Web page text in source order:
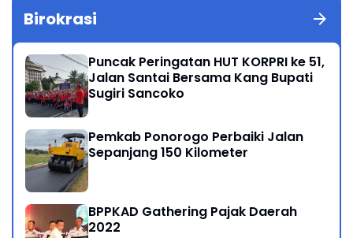
Birokrasi
Puncak Peringatan HUT KORPRI ke 51,
Jalan Santai Bersama Kang Bupati
Sugiri Sancoko
Pemkab Ponorogo Perbaiki Jalan
Sepanjang 150 Kilometer
BPPKAD Gathering Pajak Daerah
2022